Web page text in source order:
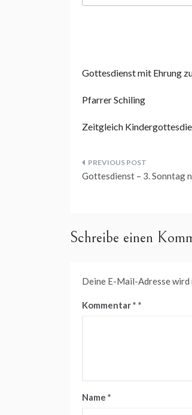
Gottesdienst mit Ehrung
Pfarrer Schiling
Zeitgleich
Gottesdienst – 3. Sonntag
Schreibe einen
Deine E-Mail-Adresse
Kommentar*
Name *